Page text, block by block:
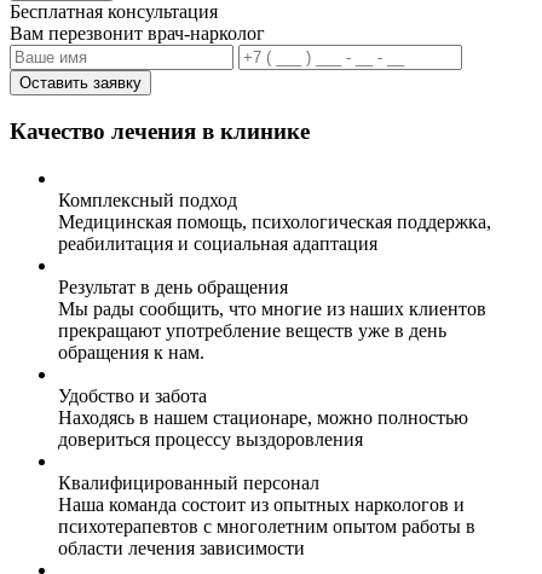
Бесплатная консультация
Вам перезвонит врач-нарколог
Оставить заявку
Качество лечения в клинике
Комплексный подход
Медицинская помощь, психологическая поддержка,
реабилитация и социальная адаптация
Результат в день обращения
Мы рады сообщить, что многие из наших клиентов
прекращают употребление веществ уже в день
обращения к нам.
Удобство и забота
Находясь в нашем стационаре, можно полностью
довериться процессу выздоровления
Квалифицированный персонал
Наша команда состоит из опытных наркологов и
психотерапевтов с многолетним опытом работы в
области лечения зависимости